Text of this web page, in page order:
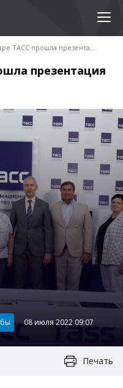
В пресс-центре ТАСС прошла презентация «Игр Дружбы»
презентация
08 июля 2022 09:07
Печать